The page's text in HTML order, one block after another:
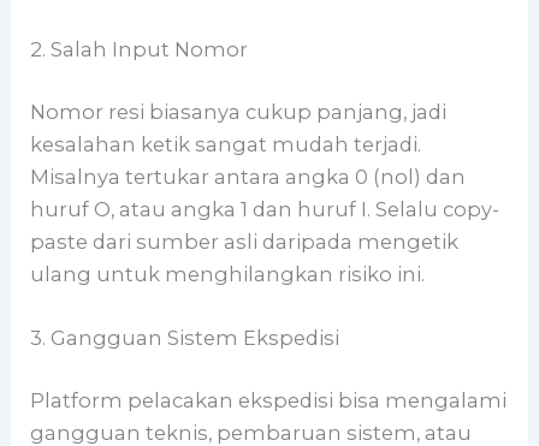
2. Salah Input Nomor
Nomor resi biasanya cukup panjang, jadi
kesalahan ketik sangat mudah terjadi.
Misalnya tertukar antara angka 0 (nol) dan
huruf O, atau angka 1 dan huruf I. Selalu copy-
paste dari sumber asli daripada mengetik
ulang untuk menghilangkan risiko ini.
3. Gangguan Sistem Ekspedisi
Platform pelacakan ekspedisi bisa mengalami
gangguan teknis, pembaruan sistem, atau